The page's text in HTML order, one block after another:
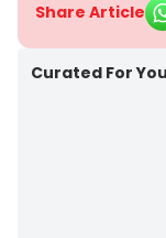
Share Article
Curated For You